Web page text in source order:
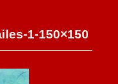
1-150×150